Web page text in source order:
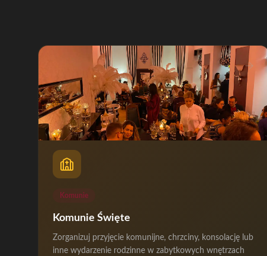
Komunie
Komunie Święte
Zorganizuj przyjęcie komunijne, chrzciny, konsolację lub
inne wydarzenie rodzinne w zabytkowych wnętrzach